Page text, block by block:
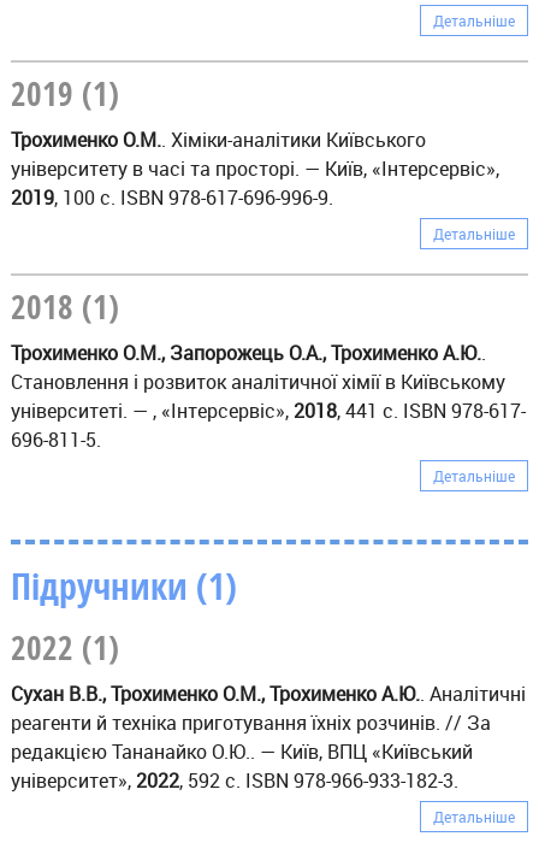
Детальніше
2019 (1)
Трохименко О.М.. Хіміки-аналітики Київського
університету в часі та просторі. — Київ, «Інтерсервіс»,
2019, 100 с. ISBN 978-617-696-996-9.
Детальніше
2018 (1)
Трохименко О.М., Запорожець О.А., Трохименко А.Ю..
Становлення і розвиток аналітичної хімії в Київському
університеті. — , «Інтерсервіс», 2018, 441 с. ISBN 978-617-
696-811-5.
Детальніше
Підручники (1)
2022 (1)
Сухан В.В., Трохименко О.М., Трохименко А.Ю.. Аналітичні
реагенти й техніка приготування їхніх розчинів. // За
редакцією Тананайко О.Ю.. — Київ, ВПЦ «Київський
університет», 2022, 592 с. ISBN 978-966-933-182-3.
Детальніше